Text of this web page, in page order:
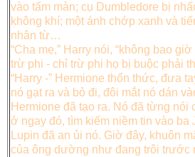
vào tấm màn; cụ Dumbledore bị
không khí; một ánh chớp xanh và
nhân từ…
“Cha mẹ,” Harry nói, “không bao
trừ phi - chỉ trừ phi họ bị buộc phải
“Harry -” Hermione thổn thức, đưa
nó gạt ra và bỏ đi, đôi mắt nó dán
Hermione đã tạo ra. Nó đã từng nói
ở ngay đó, tìm kiếm niềm tin vào ba
Lupin đã an ủi nó. Giờ đây, khuôn
của ông dường như đang trôi trước